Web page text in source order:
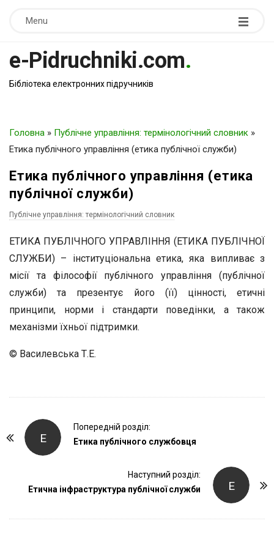
Menu
e-Pidruchniki.com.
Бібліотека електронних підручників
Головна » Публічне управління: термінологічний словник »
Етика публічного управління (етика публічної служби)
Етика публічного управління (етика
публічної служби)
Публічне управління: термінологічний словник
ЕТИКА ПУБЛІЧНОГО УПРАВЛІННЯ (ЕТИКА ПУБЛІЧНОЇ
СЛУЖБИ) – інституціональна етика, яка випливає з
місії та філософії публічного управління (публічної
служби) та презентує його (її) цінності, етичні
принципи, норми і стандарти поведінки, а також
механізми їхньої підтримки.
© Василевська Т.Е.
Е
Попередній розділ:
Етика публічного службовця
Е
Наступний розділ:
Етична інфраструктура публічної служби